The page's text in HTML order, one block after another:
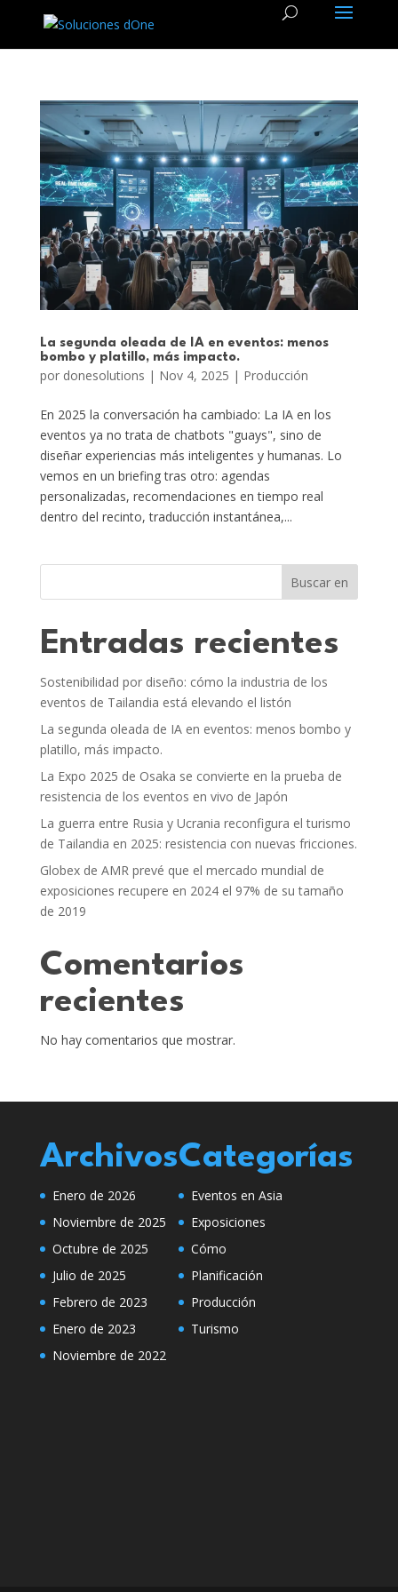
La segunda oleada de IA en eventos: menos
bombo y platillo, más impacto.
por donesolutions | Nov 4, 2025 | Producción
En 2025 la conversación ha cambiado: La IA en los
eventos ya no trata de chatbots "guays", sino de
diseñar experiencias más inteligentes y humanas. Lo
vemos en un briefing tras otro: agendas
personalizadas, recomendaciones en tiempo real
dentro del recinto, traducción instantánea,...
Buscar en
Entradas recientes
Sostenibilidad por diseño: cómo la industria de los
eventos de Tailandia está elevando el listón
La segunda oleada de IA en eventos: menos bombo y
platillo, más impacto.
La Expo 2025 de Osaka se convierte en la prueba de
resistencia de los eventos en vivo de Japón
La guerra entre Rusia y Ucrania reconfigura el turismo
de Tailandia en 2025: resistencia con nuevas fricciones.
Globex de AMR prevé que el mercado mundial de
exposiciones recupere en 2024 el 97% de su tamaño
de 2019
Comentarios
recientes
No hay comentarios que mostrar.
Archivos
Enero de 2026
Noviembre de 2025
Octubre de 2025
Julio de 2025
Febrero de 2023
Enero de 2023
Noviembre de 2022
Categorías
Eventos en Asia
Exposiciones
Cómo
Planificación
Producción
Turismo